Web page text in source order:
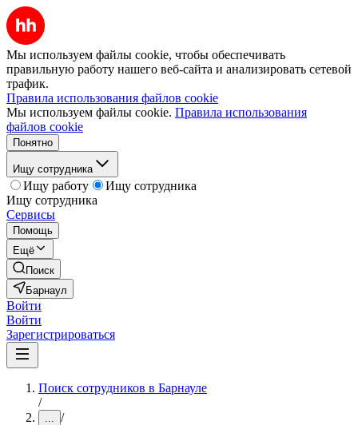
Мы используем файлы cookie, чтобы обеспечивать
правильную работу нашего веб-сайта и анализировать сетевой
трафик.
Правила использования файлов cookie
Мы используем файлы cookie. Правила использования
файлов cookie
Понятно
Ищу сотрудника
Ищу работу
Ищу сотрудника
Ищу сотрудника
Сервисы
Помощь
Ещё
Поиск
Барнаул
Войти
Войти
Зарегистрироваться
Поиск сотрудников в Барнауле
/
... /